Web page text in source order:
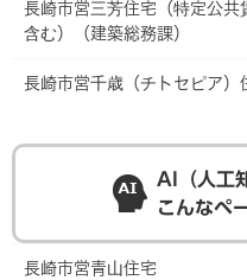
長崎市営三芳住宅（特定公共
含む）（建築総務課）
長崎市営千歳（チトセピア）
AI（人工
こんなペ
長崎市営青山住宅